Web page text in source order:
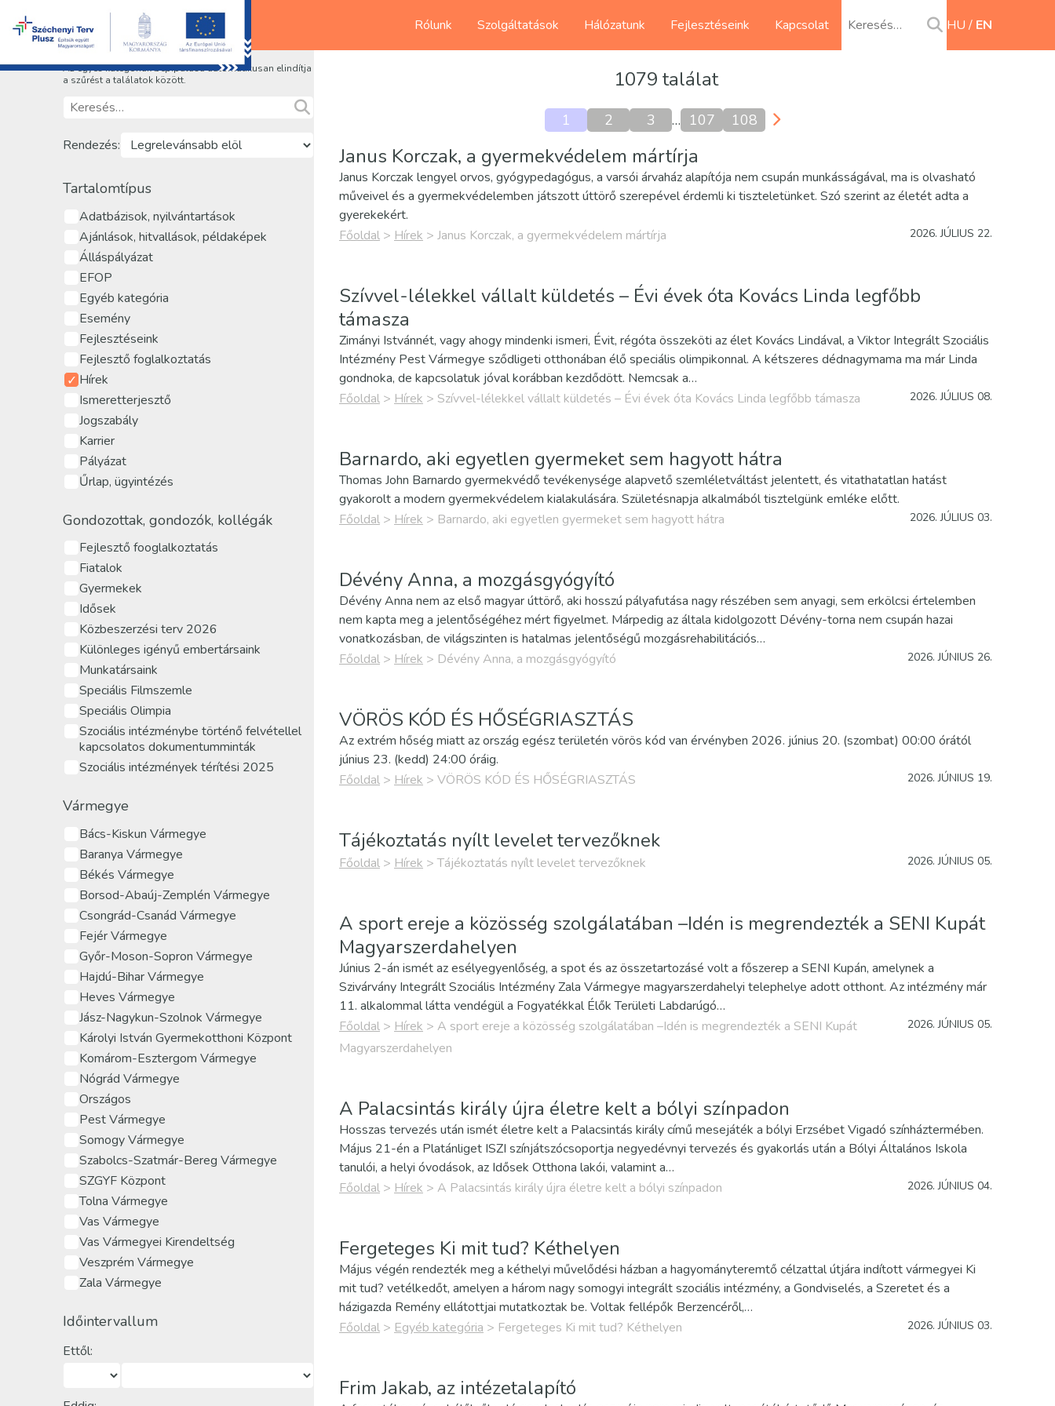
Rólunk Szolgáltatások Hálózatunk Fejlesztéseink Kapcsolat HU EN
Az egyes kategóriák bepipálása automatikusan elindítja
a szűrést a találatok között.
Rendezés:
Tartalomtípus
Adatbázisok, nyilvántartások
Ajánlások, hitvallások, példaképek
Álláspályázat
EFOP
Egyéb kategória
Esemény
Fejlesztéseink
Fejlesztő foglalkoztatás
Hírek
Ismeretterjesztő
Jogszabály
Karrier
Pályázat
Űrlap, ügyintézés
Gondozottak, gondozók, kollégák
Fejlesztő fooglalkoztatás
Fiatalok
Gyermekek
Idősek
Közbeszerzési terv 2026
Különleges igényű embertársaink
Munkatársaink
Speciális Filmszemle
Speciális Olimpia
Szociális intézménybe történő felvétellel
kapcsolatos dokumentumminták
Szociális intézmények térítési 2025
Vármegye
Bács-Kiskun Vármegye
Baranya Vármegye
Békés Vármegye
Borsod-Abaúj-Zemplén Vármegye
Csongrád-Csanád Vármegye
Fejér Vármegye
Győr-Moson-Sopron Vármegye
Hajdú-Bihar Vármegye
Heves Vármegye
Jász-Nagykun-Szolnok Vármegye
Károlyi István Gyermekotthoni Központ
Komárom-Esztergom Vármegye
Nógrád Vármegye
Országos
Pest Vármegye
Somogy Vármegye
Szabolcs-Szatmár-Bereg Vármegye
SZGYF Központ
Tolna Vármegye
Vas Vármegye
Vas Vármegyei Kirendeltség
Veszprém Vármegye
Zala Vármegye
Időintervallum
Ettől:
1079 találat
1 2 3 … 107 108
Janus Korczak, a gyermekvédelem mártírja
Janus Korczak lengyel orvos, gyógypedagógus, a varsói árvaház alapítója nem csupán munkásságával, ma is olvasható
műveivel és a gyermekvédelemben játszott úttörő szerepével érdemli ki tiszteletünket. Szó szerint az életét adta a
gyerekekért.
Főoldal > Hírek > Janus Korczak, a gyermekvédelem mártírja 2026. JÚLIUS 22.
Szívvel-lélekkel vállalt küldetés – Évi évek óta Kovács Linda legfőbb
támasza
Zimányi Istvánnét, vagy ahogy mindenki ismeri, Évit, régóta összeköti az élet Kovács Lindával, a Viktor Integrált Szociális
Intézmény Pest Vármegye sződligeti otthonában élő speciális olimpikonnal. A kétszeres dédnagymama ma már Linda
gondnoka, de kapcsolatuk jóval korábban kezdődött. Nemcsak a…
Főoldal > Hírek > Szívvel-lélekkel vállalt küldetés – Évi évek óta Kovács Linda legfőbb támasza 2026. JÚLIUS 08.
Barnardo, aki egyetlen gyermeket sem hagyott hátra
Thomas John Barnardo gyermekvédő tevékenysége alapvető szemléletváltást jelentett, és vitathatatlan hatást
gyakorolt a modern gyermekvédelem kialakulására. Születésnapja alkalmából tisztelgünk emléke előtt.
Főoldal > Hírek > Barnardo, aki egyetlen gyermeket sem hagyott hátra 2026. JÚLIUS 03.
Dévény Anna, a mozgásgyógyító
Dévény Anna nem az első magyar úttörő, aki hosszú pályafutása nagy részében sem anyagi, sem erkölcsi értelemben
nem kapta meg a jelentőségéhez mért figyelmet. Márpedig az általa kidolgozott Dévény-torna nem csupán hazai
vonatkozásban, de világszinten is hatalmas jelentőségű mozgásrehabilitációs…
Főoldal > Hírek > Dévény Anna, a mozgásgyógyító 2026. JÚNIUS 26.
VÖRÖS KÓD ÉS HŐSÉGRIASZTÁS
Az extrém hőség miatt az ország egész területén vörös kód van érvényben 2026. június 20. (szombat) 00:00 órától
június 23. (kedd) 24:00 óráig.
Főoldal > Hírek > VÖRÖS KÓD ÉS HŐSÉGRIASZTÁS 2026. JÚNIUS 19.
Tájékoztatás nyílt levelet tervezőknek
Főoldal > Hírek >Tájékoztatás nyílt levelet tervezőknek 2026. JÚNIUS 05.
A sport ereje a közösség szolgálatában –Idén is megrendezték a SENI Kupát
Magyarszerdahelyen
Június 2-án ismét az esélyegyenlőség, a spot és az összetartozásé volt a főszerep a SENI Kupán, amelynek a
Szivárvány Integrált Szociális Intézmény Zala Vármegye magyarszerdahelyi telephelye adott otthont. Az intézmény már
11. alkalommal látta vendégül a Fogyatékkal Élők Területi Labdarúgó…
Főoldal > Hírek > A sport ereje a közösség szolgálatában –Idén is megrendezték a SENI Kupát
Magyarszerdahelyen
2026. JÚNIUS 05.
A Palacsintás király újra életre kelt a bólyi színpadon
Hosszas tervezés után ismét életre kelt a Palacsintás király című mesejáték a bólyi Erzsébet Vigadó színháztermében.
Május 21-én a Platánliget ISZI színjátszócsoportja negyedévnyi tervezés és gyakorlás után a Bólyi Általános Iskola
tanulói, a helyi óvodások, az Idősek Otthona lakói, valamint a…
Főoldal > Hírek > A Palacsintás király újra életre kelt a bólyi színpadon 2026. JÚNIUS 04.
Fergeteges Ki mit tud? Kéthelyen
Május végén rendezték meg a kéthelyi művelődési házban a hagyományteremtő célzattal útjára indított vármegyei Ki
mit tud? vetélkedőt, amelyen a három nagy somogyi integrált szociális intézmény, a Gondviselés, a Szeretet és a
házigazda Remény ellátottjai mutatkoztak be. Voltak fellépők Berzencéről,…
Főoldal > Egyéb kategória > Fergeteges Ki mit tud? Kéthelyen 2026. JÚNIUS 03.
Frim Jakab, az intézetalapító